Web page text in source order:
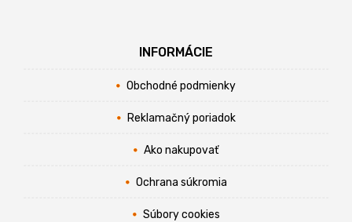
INFORMÁCIE
Obchodné podmienky
Reklamačný poriadok
Ako nakupovať
Ochrana súkromia
Súbory cookies